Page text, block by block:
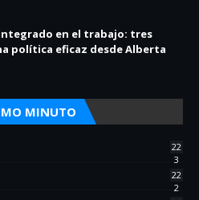
en el trabajo: tres
política eficaz desde Alberta
MINUTO
22
3
22
2